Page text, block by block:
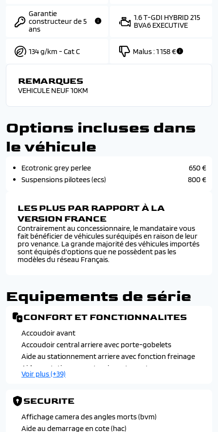
Garantie
constructeur de 5
ans
1.6 T-GDI HYBRID 215
BVA6 EXECUTIVE
134 g/km - Cat C Malus :1 158 €
REMARQUES
VEHICULE NEUF 10KM
Options incluses dans
le véhicule
Ecotronic grey perlee
650 €
Suspensions pilotees (ecs)
800 €
LES PLUS PAR RAPPORT À LA
VERSION FRANCE
Contrairement au concessionnaire, le mandataire vous
fait bénéficier de véhicules suréquipés en raison de leur
pro venance. La grande majorité des véhicules importés
sont équipés d'options que ne possèdent pas les
modèles du réseau Français.
Equipements de série
CONFORT ET FONCTIONNALITES
Accoudoir avant
Accoudoir central arriere avec porte-gobelets
Aide au stationnement arriere avec fonction freinage
Aide au stationnement arriere et avant
Cable de recharge pour prise domestique (sur plug-in
Cache-bagages a enrouleur
Camera 360° (svm)
Camera de recul avec lignes de guidage dynamiques
Voir plus (+39)
SECURITE
Affichage camera des angles morts (bvm)
Aide au demarrage en cote (hac)